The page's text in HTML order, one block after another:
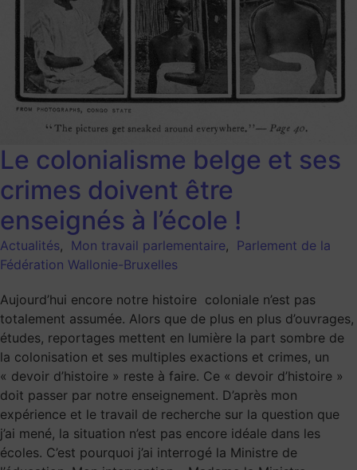
Le colonialisme belge et ses
crimes doivent être
enseignés à l’école !
Actualités, Mon travail parlementaire, Parlement de la
Fédération Wallonie-Bruxelles
Aujourd’hui encore notre histoire coloniale n’est pas
totalement assumée. Alors que de plus en plus d’ouvrages,
études, reportages mettent en lumière la part sombre de
la colonisation et ses multiples exactions et crimes, un
« devoir d’histoire » reste à faire. Ce « devoir d’histoire »
doit passer par notre enseignement. D’après mon
expérience et le travail de recherche sur la question que
j’ai mené, la situation n’est pas encore idéale dans les
écoles. C’est pourquoi j’ai interrogé la Ministre de